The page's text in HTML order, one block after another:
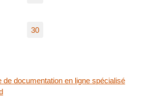
30
de documentation en ligne spécialisé